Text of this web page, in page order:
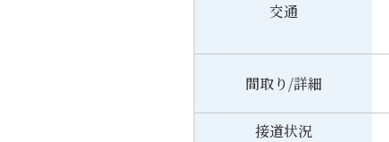
交通
間取り/詳細
接道状況